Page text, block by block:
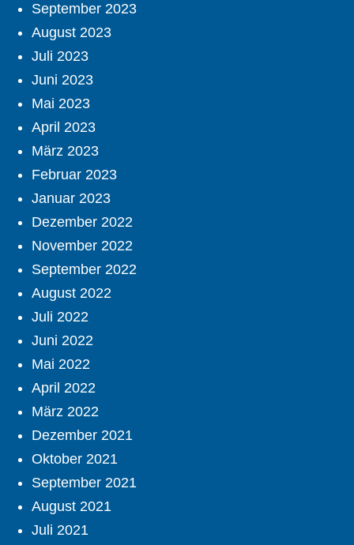
September 2023
August 2023
Juli 2023
Juni 2023
Mai 2023
April 2023
März 2023
Februar 2023
Januar 2023
Dezember 2022
November 2022
September 2022
August 2022
Juli 2022
Juni 2022
Mai 2022
April 2022
März 2022
Dezember 2021
Oktober 2021
September 2021
August 2021
Juli 2021